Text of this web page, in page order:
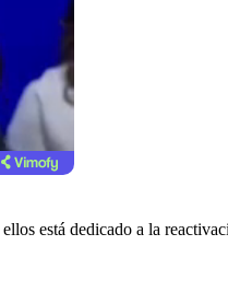
está dedicado a la